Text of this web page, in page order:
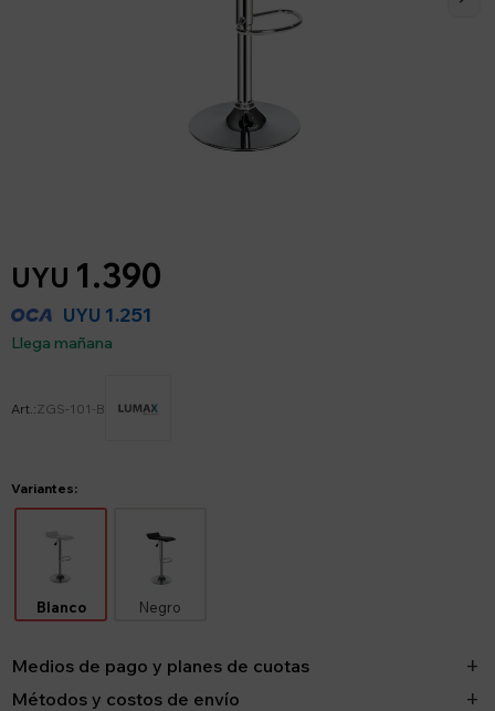
UYU 1.390
UYU 1.251
Llega mañana
ZGS-101-B
Variantes:
Blanco Negro
Medios de pago y planes de cuotas
Métodos y costos de envío